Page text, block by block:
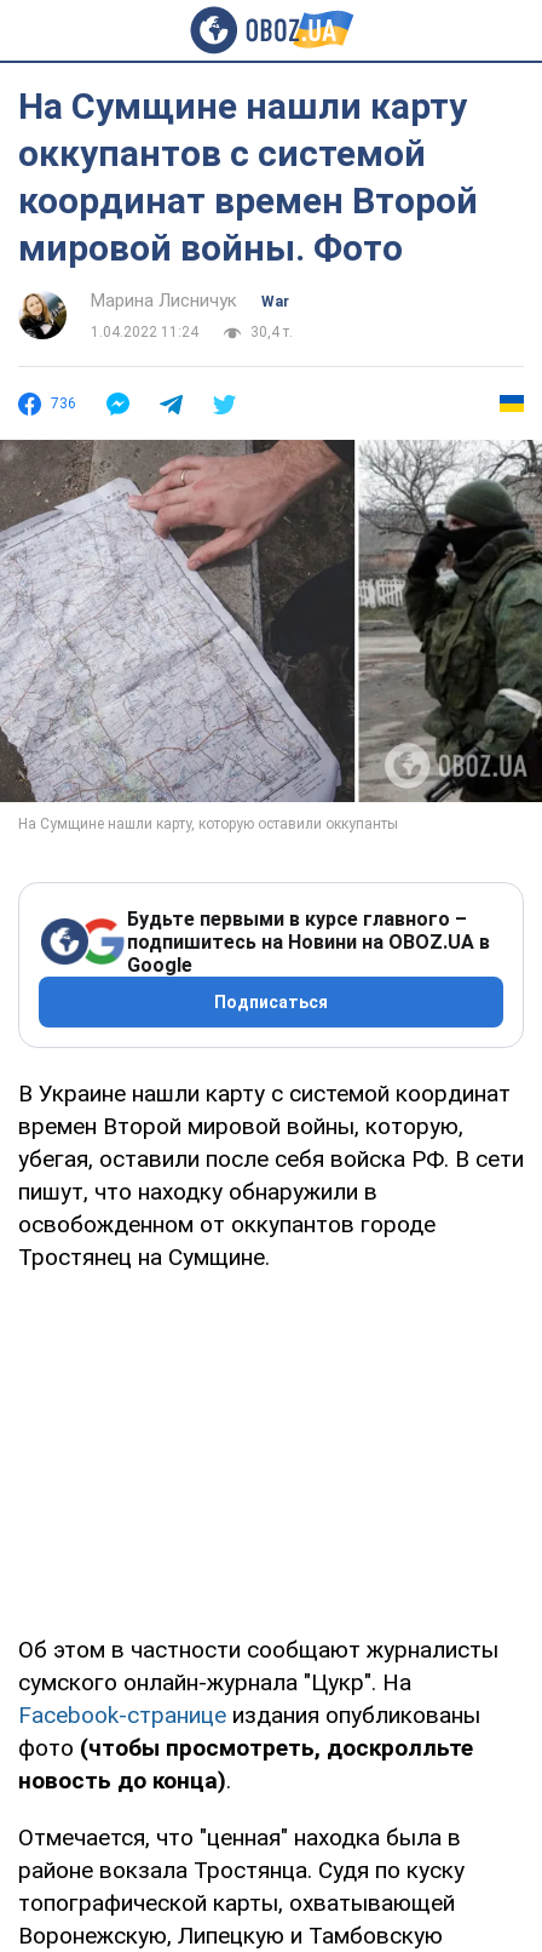
На Сумщине нашли карту
оккупантов с системой
координат времен Второй
мировой войны. Фото
Марина Лисничук
War
1.04.2022 11:24
30,4 т.
736
Будьте первыми в курсе главного –
подпишитесь на Новини на OBOZ.UA в
Google
Подписаться
В Украине нашли карту с системой координат
времен Второй мировой войны, которую,
убегая, оставили после себя войска РФ. В сети
пишут, что находку обнаружили в
освобожденном от оккупантов городе
Тростянец на Сумщине.
Об этом в частности сообщают журналисты
сумского онлайн-журнала "Цукр". На
Facebook-странице издания опубликованы
фото (чтобы просмотреть, доскролльте
новость до конца).
Отмечается, что "ценная" находка была в
районе вокзала Тростянца. Судя по куску
топографической карты, охватывающей
Воронежскую, Липецкую и Тамбовскую